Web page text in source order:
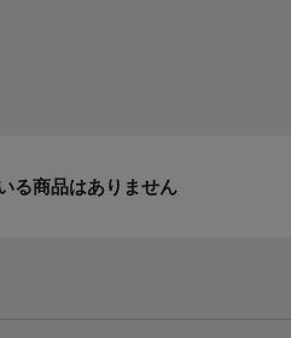
る商品はありません